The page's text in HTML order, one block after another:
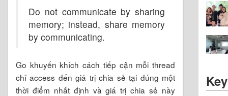
Do not communicate by sharing
memory; instead, share memory
by communicating.
Go khuyến khích cách tiếp cận mỗi thread
chỉ access đến giá trị chia sẻ tại đúng một
thời điểm nhất định và giá trị chia sẻ này